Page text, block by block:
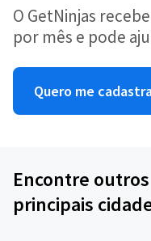
O GetNinjas
por mês e pode
Quero me
Encontre
principais